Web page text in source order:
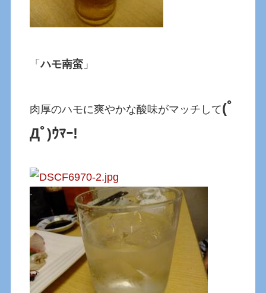
「ハモ南蛮 」
肉厚のハモに爽やかな酸味がマッチして(ﾟ
Дﾟ)ｳﾏｰ!